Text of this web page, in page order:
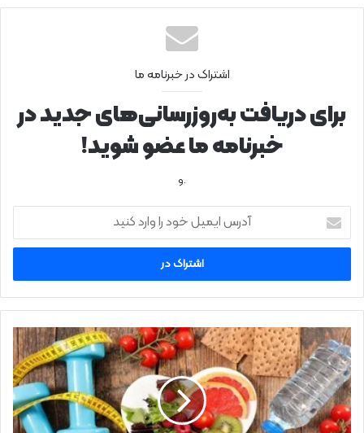
اشتراک در خبرنامه ما
برای دریافت به‌روزرسانی‌های جدید در
خبرنامه ما عضو شوید!
.و
ر
ا
ی
م
ی
ل
خ
و
د
ر
۱
۳
ن
ک
ت
ه